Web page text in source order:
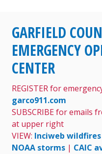
content
GARFIELD
EMERGENCY
CENTER
REGISTER for
garco911.com
SUBSCRIBE for emails
at upper right
VIEW: Inciweb wildfires
NOAA storms | CAIC